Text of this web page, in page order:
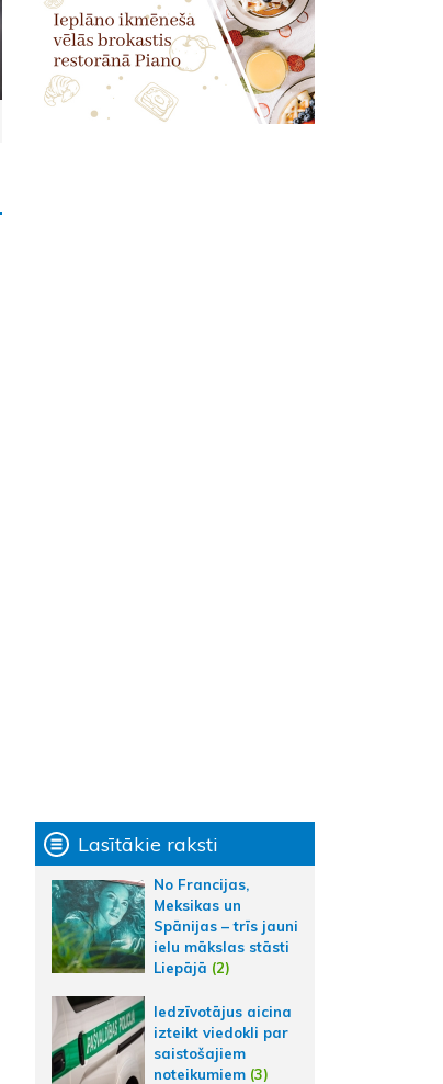
Lasītākie raksti
No Francijas,
Meksikas un
Spānijas – trīs jauni
ielu mākslas stāsti
Liepājā (2)
Iedzīvotājus aicina
izteikt viedokli par
saistošajiem
noteikumiem (3)